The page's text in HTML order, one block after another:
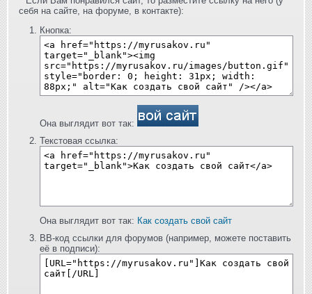
себя на сайте, на форуме, в контакте):
Кнопка:
Она выглядит вот так:
Текстовая ссылка:
Она выглядит вот так: Как создать свой сайт
BB-код ссылки для форумов (например, можете поставить
её в подписи):